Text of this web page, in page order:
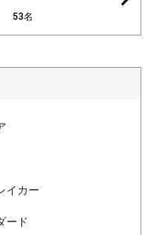
53名
イカー
ード